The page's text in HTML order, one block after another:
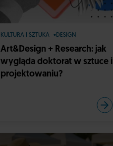
KULTURA I SZTUKA DESIGN
Art&Design + Research: jak
wygląda doktorat w sztuce i
projektowaniu?